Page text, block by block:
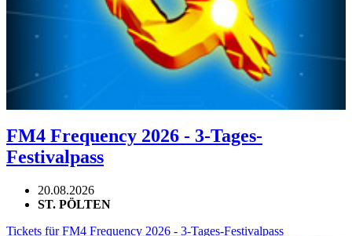
FM4 Frequency 2026 - 3-Tages-
Festivalpass
20.08.2026
ST. PÖLTEN
Tickets für FM4 Frequency 2026 - 3-Tages-Festivalpass